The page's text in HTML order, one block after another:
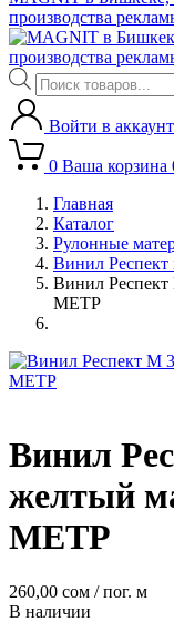
производства
Поиск
товаров
Войти в аккаунт
0 Ваша корзина
Главная
Каталог
Рулонные
Винил Респект
Винил
МЕТР
Винил
желтый
МЕТР
260,00 сом / пог. м
В наличии